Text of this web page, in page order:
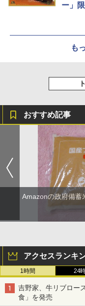
ー」
も
おすすめ記事
Amazonの政府備蓄
アクセスランキ
1時間 24
吉野家、牛リブロー
食」を発売